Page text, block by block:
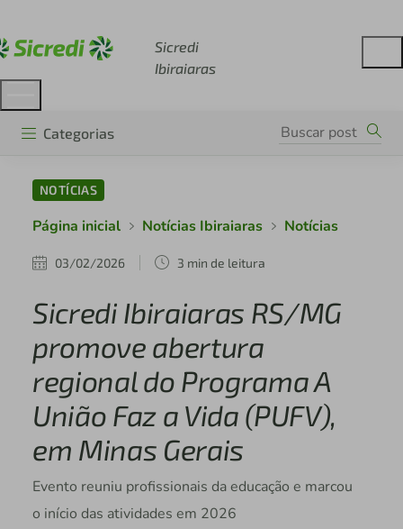
Sicredi
Ibiraiaras
Categorias
NOTÍCIAS
Página inicial Notícias Ibiraiaras Notícias
03/02/2026 3 min de leitura
Sicredi Ibiraiaras RS/MG
promove abertura
regional do Programa A
União Faz a Vida (PUFV),
em Minas Gerais
Evento reuniu profissionais da educação e marcou
o início das atividades em 2026